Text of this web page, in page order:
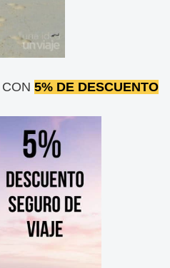
5% DE DESCUENTO